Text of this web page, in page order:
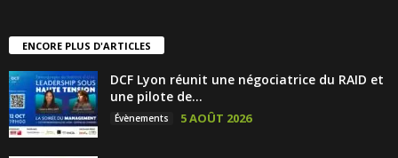
ENCORE PLUS D'ARTICLES
DCF Lyon réunit une négociatrice du RAID et
une pilote de...
Évènements 5 AOÛT 2026